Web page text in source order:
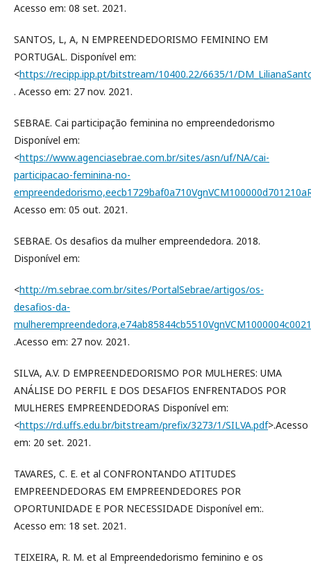
Acesso em: 08 set. 2021.
SANTOS, L, A, N EMPREENDEDORISMO FEMININO EM
PORTUGAL. Disponível em:
<https://recipp.ipp.pt/bitstream/10400.22/6635/1/
. Acesso em: 27 nov. 2021.
SEBRAE. Cai participação feminina no empreendedorismo
Disponível em:
<https://www.agenciasebrae.com.br/sites/asn/uf/NA/cai-
participacao-feminina-no-
Acesso em: 05 out. 2021.
SEBRAE. Os desafios da mulher empreendedora. 2018.
Disponível em:
<http://m.sebrae.com.br/sites/PortalSebrae/artigos/os-
desafios-da-
.Acesso em: 27 nov. 2021.
SILVA, A.V. D EMPREENDEDORISMO POR MULHERES: UMA
ANÁLISE DO PERFIL E DOS DESAFIOS ENFRENTADOS POR
MULHERES EMPREENDEDORAS Disponível em:
<https://rd.uffs.edu.br/bitstream/prefix/3273/1/SILVA.pdf>.Acesso
em: 20 set. 2021.
TAVARES, C. E. et al CONFRONTANDO ATITUDES
EMPREENDEDORAS EM EMPREENDEDORES POR
OPORTUNIDADE E POR NECESSIDADE Disponível em:.
Acesso em: 18 set. 2021.
TEIXEIRA, R. M. et al Empreendedorismo feminino e os